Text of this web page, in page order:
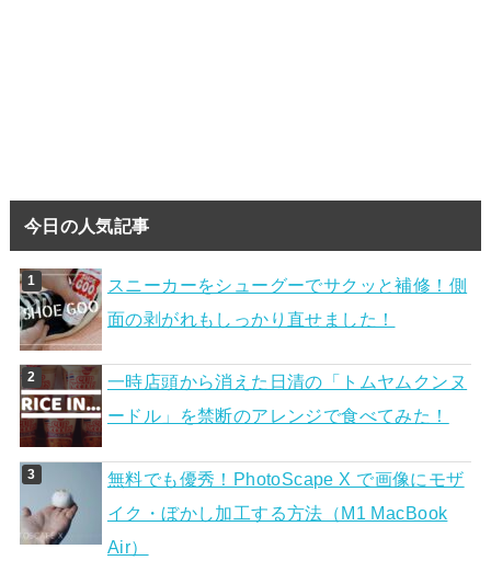
今日の人気記事
スニーカーをシューグーでサクッと補修！側
面の剥がれもしっかり直せました！
一時店頭から消えた日清の「トムヤムクンヌ
ードル」を禁断のアレンジで食べてみた！
無料でも優秀！PhotoScape X で画像にモザ
イク・ぼかし加工する方法（M1 MacBook
Air）